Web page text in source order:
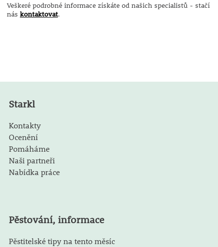
Veškeré podrobné informace získáte od našich specialistů - stačí
nás kontaktovat.
Starkl
Kontakty
Ocenění
Pomáháme
Naši partneři
Nabídka práce
Pěstování, informace
Pěstitelské tipy na tento měsíc